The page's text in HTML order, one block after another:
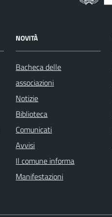
NOVITÀ
Bacheca delle
associazioni
Notizie
Biblioteca
Comunicati
Avvisi
Il comune informa
Manifestazioni